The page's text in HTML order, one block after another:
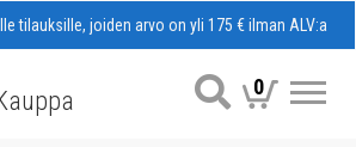
tilauksille, joiden arvo on yli 175 € ilman ALV:a
0